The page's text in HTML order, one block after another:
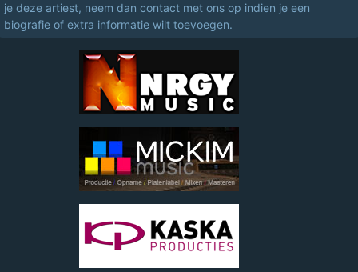
je deze artiest, neem dan contact met ons op indien je een
biografie of extra informatie wilt toevoegen.